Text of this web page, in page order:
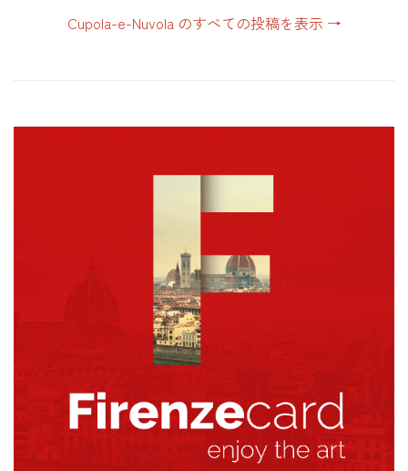
Cupola-e-Nuvola のすべての投稿を表示 →